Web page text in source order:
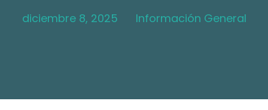
diciembre 8, 2025 Información General